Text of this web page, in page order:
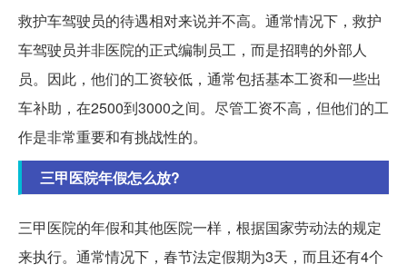
救护车驾驶员的待遇相对来说并不高。通常情况下，救护
车驾驶员并非医院的正式编制员工，而是招聘的外部人
员。因此，他们的工资较低，通常包括基本工资和一些出
车补助，在2500到3000之间。尽管工资不高，但他们的工
作是非常重要和有挑战性的。
三甲医院年假怎么放?
三甲医院的年假和其他医院一样，根据国家劳动法的规定
来执行。通常情况下，春节法定假期为3天，而且还有4个